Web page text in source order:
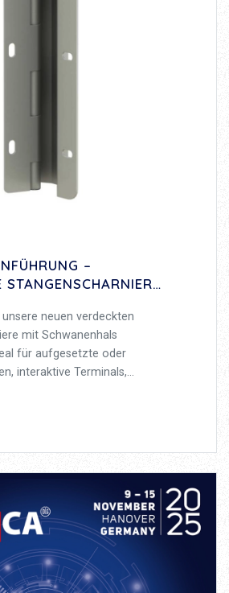
–
STANGENSCHARNIERE
neuen verdeckten
mit Schwanenhals
für aufgesetzte oder
interaktive Terminals,